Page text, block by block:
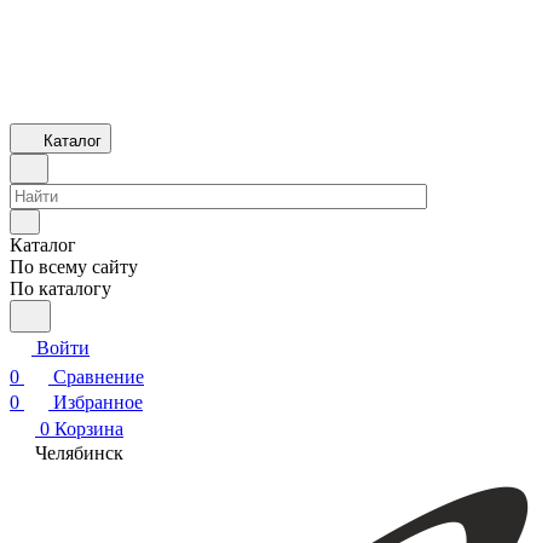
Каталог
Каталог
По всему сайту
По каталогу
Войти
0
Сравнение
0
Избранное
0 Корзина
Челябинск